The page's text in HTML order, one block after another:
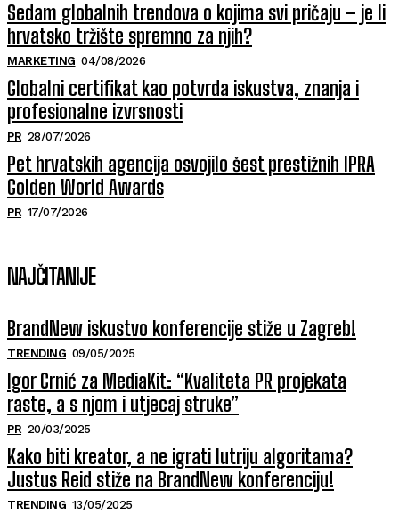
Sedam globalnih trendova o kojima svi pričaju – je li
hrvatsko tržište spremno za njih?
MARKETING 04/08/2026
Globalni certifikat kao potvrda iskustva, znanja i
profesionalne izvrsnosti
PR 28/07/2026
Pet hrvatskih agencija osvojilo šest prestižnih IPRA
Golden World Awards
PR 17/07/2026
NAJČITANIJE
BrandNew iskustvo konferencije stiže u Zagreb!
TRENDING 09/05/2025
Igor Crnić za MediaKit: “Kvaliteta PR projekata
raste, a s njom i utjecaj struke”
PR 20/03/2025
Kako biti kreator, a ne igrati lutriju algoritama?
Justus Reid stiže na BrandNew konferenciju!
TRENDING 13/05/2025